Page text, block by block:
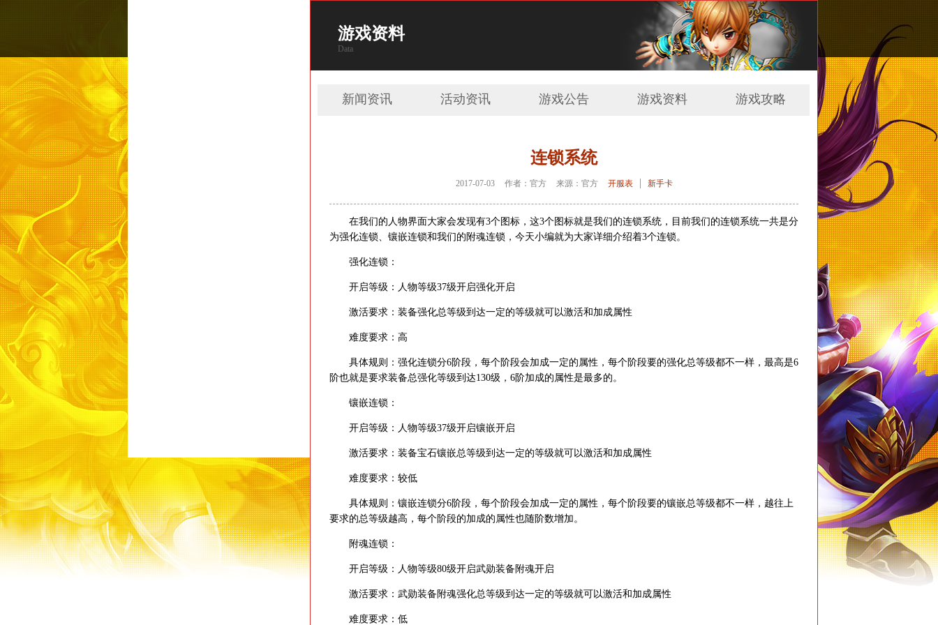
游戏资料
Data
新闻资讯 活动资讯 游戏公告 游戏资料 游戏攻略
连锁系统
2017-07-03 作者：官方 来源：官方 开服表 | 新手卡
在我们的人物界面大家会发现有3个图标，这3个图标就是我们的连锁系统，目前我们的连锁系统一共是分
为强化连锁、镶嵌连锁和我们的附魂连锁，今天小编就为大家详细介绍着3个连锁。
强化连锁：
开启等级：人物等级37级开启强化开启
激活要求：装备强化总等级到达一定的等级就可以激活和加成属性
难度要求：高
具体规则：强化连锁分6阶段，每个阶段会加成一定的属性，每个阶段要的强化总等级都不一样，最高是6
阶也就是要求装备总强化等级到达130级，6阶加成的属性是最多的。
镶嵌连锁：
开启等级：人物等级37级开启镶嵌开启
激活要求：装备宝石镶嵌总等级到达一定的等级就可以激活和加成属性
难度要求：较低
具体规则：镶嵌连锁分6阶段，每个阶段会加成一定的属性，每个阶段要的镶嵌总等级都不一样，越往上
要求的总等级越高，每个阶段的加成的属性也随阶数增加。
附魂连锁：
开启等级：人物等级80级开启武勋装备附魂开启
激活要求：武勋装备附魂强化总等级到达一定的等级就可以激活和加成属性
难度要求：低